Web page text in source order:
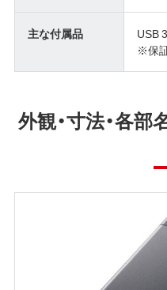
主な付属品
USB
※保
外観・寸法・各